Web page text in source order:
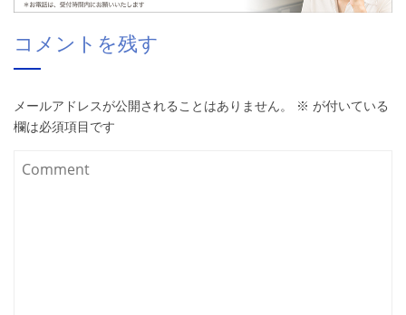
コメントを残す
メールアドレスが公開されることはありません。 ※ が付いている
欄は必須項目です